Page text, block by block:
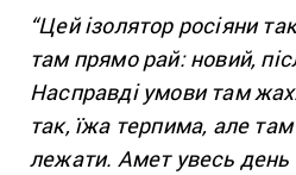
“Цей ізолятор росіяни
там прямо рай: новий,
Насправді умови там
так, їжа терпима, але
лежати. Амет увесь день